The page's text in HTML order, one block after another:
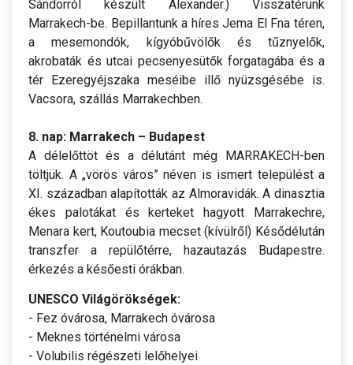
Sándorról készült Alexander.) Visszatérünk
Marrakech-be. Bepillantunk a híres Jema El Fna téren,
a mesemondók, kígyóbűvölők és tűznyelők,
akrobaták és utcai pecsenyesütők forgatagába és a
tér Ezeregyéjszaka meséibe illő nyüzsgésébe is.
Vacsora, szállás Marrakechben.
8. nap: Marrakech – Budapest
A délelőttöt és a délutánt még MARRAKECH-ben
töltjük. A „vörös város” néven is ismert települést a
XI. században alapították az Almoravidák. A dinasztia
ékes palotákat és kerteket hagyott Marrakechre,
Menara kert, Koutoubia mecset (kívülről) Késődélután
transzfer a repülőtérre, hazautazás Budapestre.
érkezés a későesti órákban.
UNESCO Világörökségek:
- Fez óvárosa, Marrakech óvárosa
- Meknes történelmi városa
- Volubilis régészeti lelőhelyei